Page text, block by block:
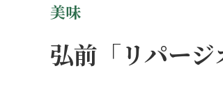
美味
弘前「リパージ